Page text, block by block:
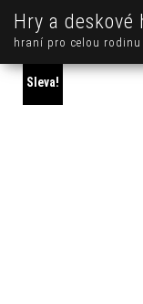
Hry a deskové
hraní pro celou rodinu
Sleva!